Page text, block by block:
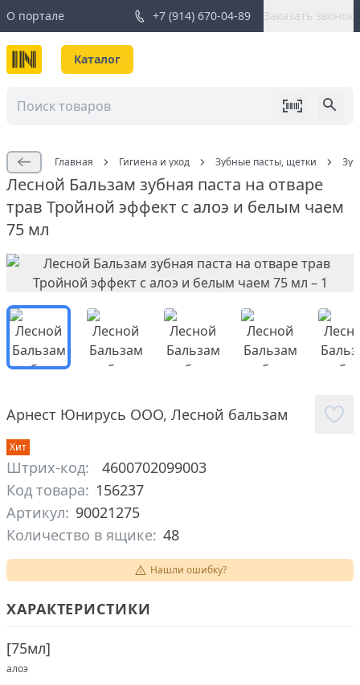
О портале +7 (914) 670-04-89 Заказать звонок
Каталог
Главная Гигиена и уход Зубные пасты, щетки
Лесной Бальзам зубная паста на отваре
трав Тройной эффект с алоэ и белым чаем
75 мл
Арнест Юнирусь ООО, Лесной бальзам
Хит
Штрих-код:
4600702099003
Код товара: 156237
Артикул: 90021275
Количество в ящике: 48
Нашли ошибку?
ХАРАКТЕРИСТИКИ
[75мл]
алоэ